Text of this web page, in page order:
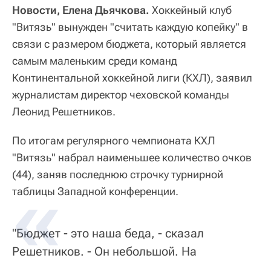
Новости, Елена Дьячкова. Хоккейный клуб
"Витязь" вынужден "считать каждую копейку" в
связи с размером бюджета, который является
самым маленьким среди команд
Континентальной хоккейной лиги (КХЛ), заявил
журналистам директор чеховской команды
Леонид Решетников.
По итогам регулярного чемпионата КХЛ
"Витязь" набрал наименьшее количество очков
(44), заняв последнюю строчку турнирной
таблицы Западной конференции.
"Бюджет - это наша беда, - сказал
Решетников. - Он небольшой. На